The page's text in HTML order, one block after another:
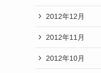
2012年12月
2012年11月
2012年10月